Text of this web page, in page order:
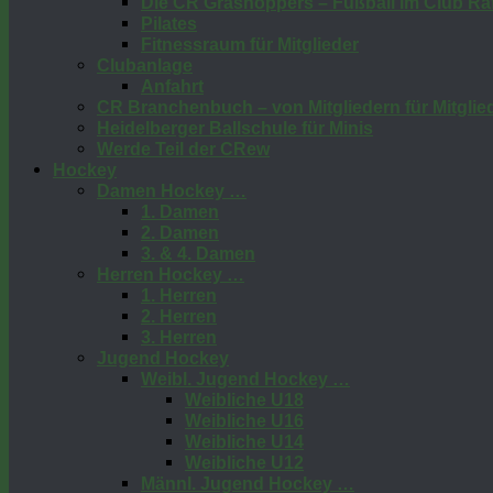
Pilates
Fitnessraum für Mitglieder
Clubanlage
Anfahrt
CR Branchenbuch – von Mitgliedern für
Heidelberger Ballschule für Minis
Werde Teil der CRew
Hockey
Damen Hockey …
1. Damen
2. Damen
3. & 4. Damen
Herren Hockey …
1. Herren
2. Herren
3. Herren
Jugend Hockey
Weibl. Jugend Hockey …
Weibliche U18
Weibliche U16
Weibliche U14
Weibliche U12
Männl. Jugend Hockey …